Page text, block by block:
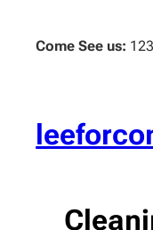
contentCome See us: